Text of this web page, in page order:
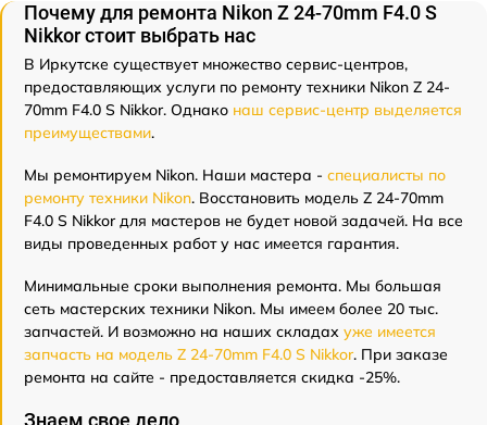
Почему для ремонта Nikon Z 24-70mm F4.0 S
Nikkor стоит выбрать нас
В Иркутске существует множество сервис-центров,
предоставляющих услуги по ремонту техники Nikon Z 24-
70mm F4.0 S Nikkor. Однако наш сервис-центр выделяется
преимуществами.
Мы ремонтируем Nikon. Наши мастера - специалисты по
ремонту техники Nikon. Восстановить модель Z 24-70mm
F4.0 S Nikkor для мастеров не будет новой задачей. На все
виды проведенных работ у нас имеется гарантия.
Минимальные сроки выполнения ремонта. Мы большая
сеть мастерских техники Nikon. Мы имеем более 20 тыс.
запчастей. И возможно на наших складах уже имеется
запчасть на модель Z 24-70mm F4.0 S Nikkor. При заказе
ремонта на сайте - предоставляется скидка -25%.
Знаем свое дело